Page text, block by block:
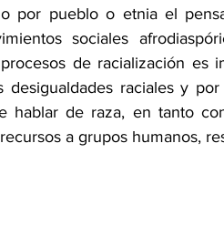
por pueblo o etnia el
sociales
de racialización es
desigualdades raciales y
hablar de raza, en tanto
a grupos humanos,